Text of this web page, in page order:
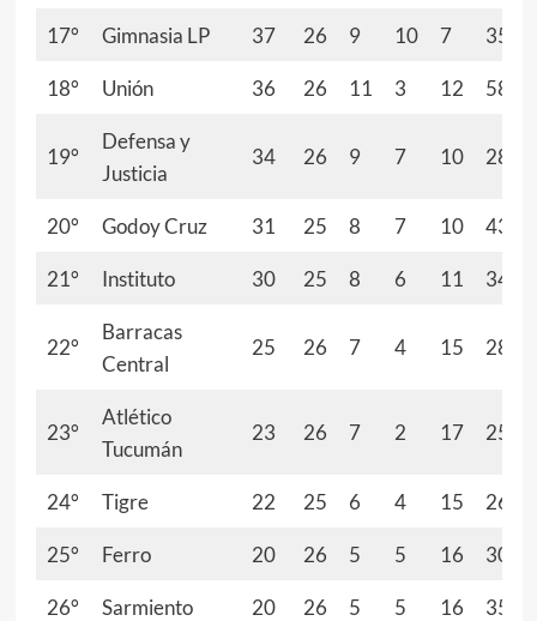
17° Gimnasia LP 37 26 9 10 7 35
18° Unión 36 26 11 3 12 58
19°
Defensa y
Justicia
34 26 9 7 10 28
20° Godoy Cruz 31 25 8 7 10 43
21° Instituto 30 25 8 6 11 34
22°
Barracas
Central
25 26 7 4 15 28
23°
Atlético
Tucumán
23 26 7 2 17 25
24° Tigre 22 25 6 4 15 26
25° Ferro 20 26 5 5 16 30
26° Sarmiento 20 26 5 5 16 35